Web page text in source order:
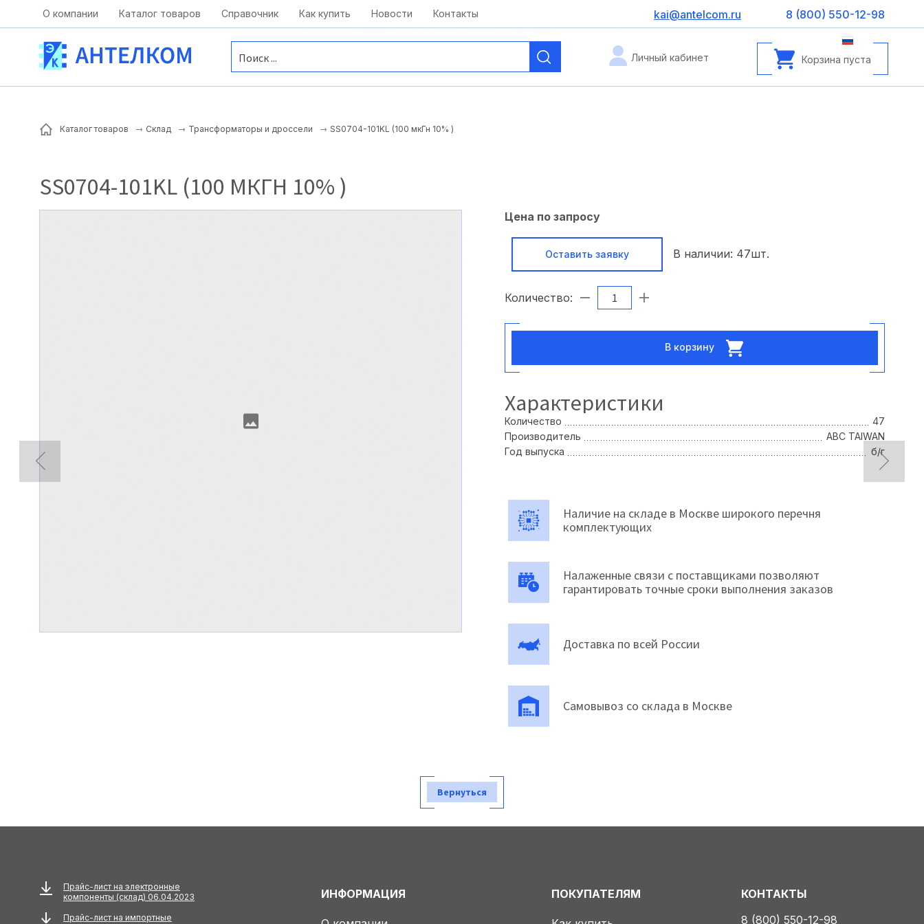
kai@antelcom.ru
Москва, ул. Московская, д.1 офис 1 c 08:00 до 20:00
О компании Каталог товаров Справочник Как купить Новости Контакты 8 (800) 550-12-98
kai@antelcom.ru
Корзина пуста
Личный кабинет
Каталог товаров Склад Трансформаторы и дроссели SS0704-101KL (100 мкГн 10% )
SS0704-101KL (100 МКГН 10% )
Цена по запросу
Оставить заявку В наличии: 47шт.
Количество:
В корзину
Характеристики
Количество
47
Производитель
ABC TAIWAN
Год выпуска
б/г
Наличие на складе в Москве широкого перечня
комплектующих
Налаженные связи с поставщиками позволяют
гарантировать точные сроки выполнения заказов
Доставка по всей России
Самовывоз со склада в Москве
Вернуться
Прайс-лист на электронные
компоненты (склад) 06.04.2023
Прайс-лист на импортные
ИНФОРМАЦИЯ ПОКУПАТЕЛЯМ
КОНТАКТЫ
8 (800) 550-12-98